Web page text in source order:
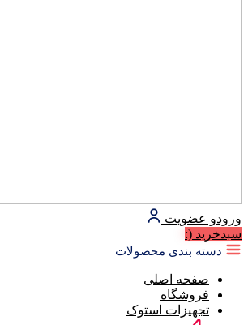
ورودو عضویت
سبد‌خرید (:
دسته بندی محصولات
صفحه اصلی
فروشگاه
تجهیزات استوک